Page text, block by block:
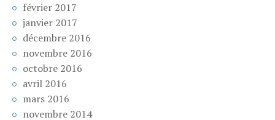
février 2017
janvier 2017
décembre 2016
novembre 2016
octobre 2016
avril 2016
mars 2016
novembre 2014